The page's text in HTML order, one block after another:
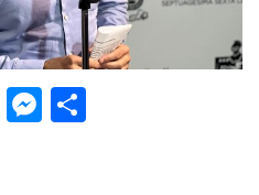
WhatsApp
Messenger